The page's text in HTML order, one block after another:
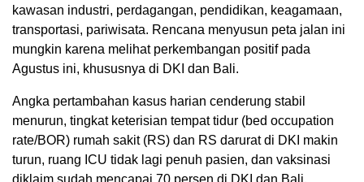
kawasan industri, perdagangan, pendidikan, keagamaan,
transportasi, pariwisata. Rencana menyusun peta jalan ini
mungkin karena melihat perkembangan positif pada
Agustus ini, khususnya di DKI dan Bali.
Angka pertambahan kasus harian cenderung stabil
menurun, tingkat keterisian tempat tidur (bed occupation
rate/BOR) rumah sakit (RS) dan RS darurat di DKI makin
turun, ruang ICU tidak lagi penuh pasien, dan vaksinasi
diklaim sudah mencapai 70 persen di DKI dan Bali.